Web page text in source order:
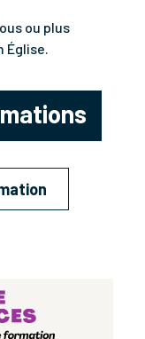
ou plus
Église.